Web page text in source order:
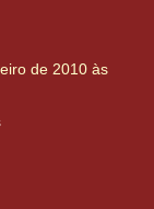
de 2010 às